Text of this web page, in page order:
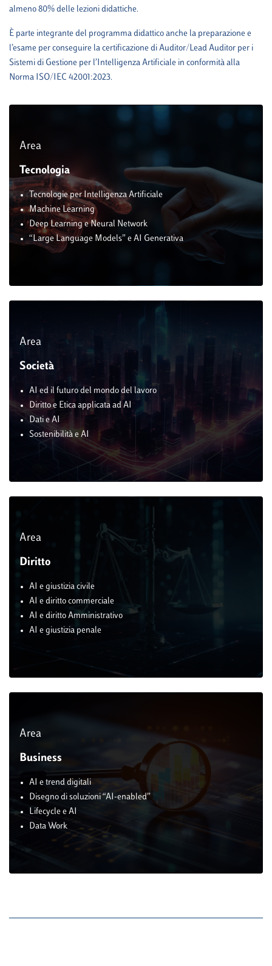
almeno 80% delle lezioni didattiche.
È parte integrante del programma didattico anche la preparazione e
l’esame per conseguire la certificazione di Auditor/Lead Auditor per i
Sistemi di Gestione per l’Intelligenza Artificiale in conformità alla
Norma ISO/IEC 42001:2023.
Area
Tecnologia
Tecnologie per Intelligenza Artificiale
Machine Learning
Deep Learning e Neural Network
“Large Language Models” e AI Generativa
Area
Società
AI ed il futuro del mondo del lavoro
Diritto e Etica applicata ad AI
Dati e AI
Sostenibilità e AI
Area
Diritto
AI e giustizia civile
AI e diritto commerciale
AI e diritto Amministrativo
AI e giustizia penale
Area
Business
AI e trend digitali
Disegno di soluzioni “AI-enabled”
Lifecycle e AI
Data Work